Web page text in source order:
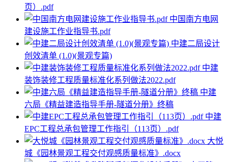
页）.pdf
中国南方电网
建设施工作业指导书.pdf
中建二局设计
创效清单 (1.0)(景观专篇)
中建
装饰装修工程质量标准化系列做法2022.pdf
中建
六局《精益建造指导手册-隧道分册》终稿
中建
EPC工程总承包管理工作指引（113页）.pdf
大悦
城《园林景观工程交付观感质量标准》.docx